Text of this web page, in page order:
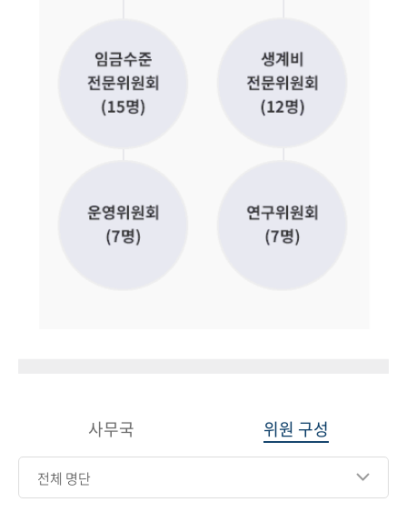
사무국 위원 구성
전체 명단